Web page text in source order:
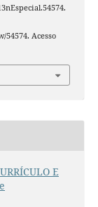
Acesso
E